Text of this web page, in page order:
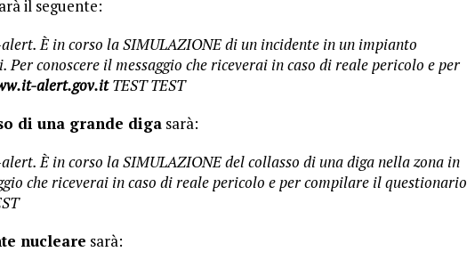
il seguente:
È in corso la SIMULAZIONE di un incidente in un impianto
conoscere il messaggio che riceverai in caso di reale pericolo e per
alert.gov.itTEST TEST
di una grande diga sarà:
È in corso la SIMULAZIONE del collasso di una diga nella zona in
che riceverai in caso di reale pericolo e per compilare il questionario
nucleare sarà: